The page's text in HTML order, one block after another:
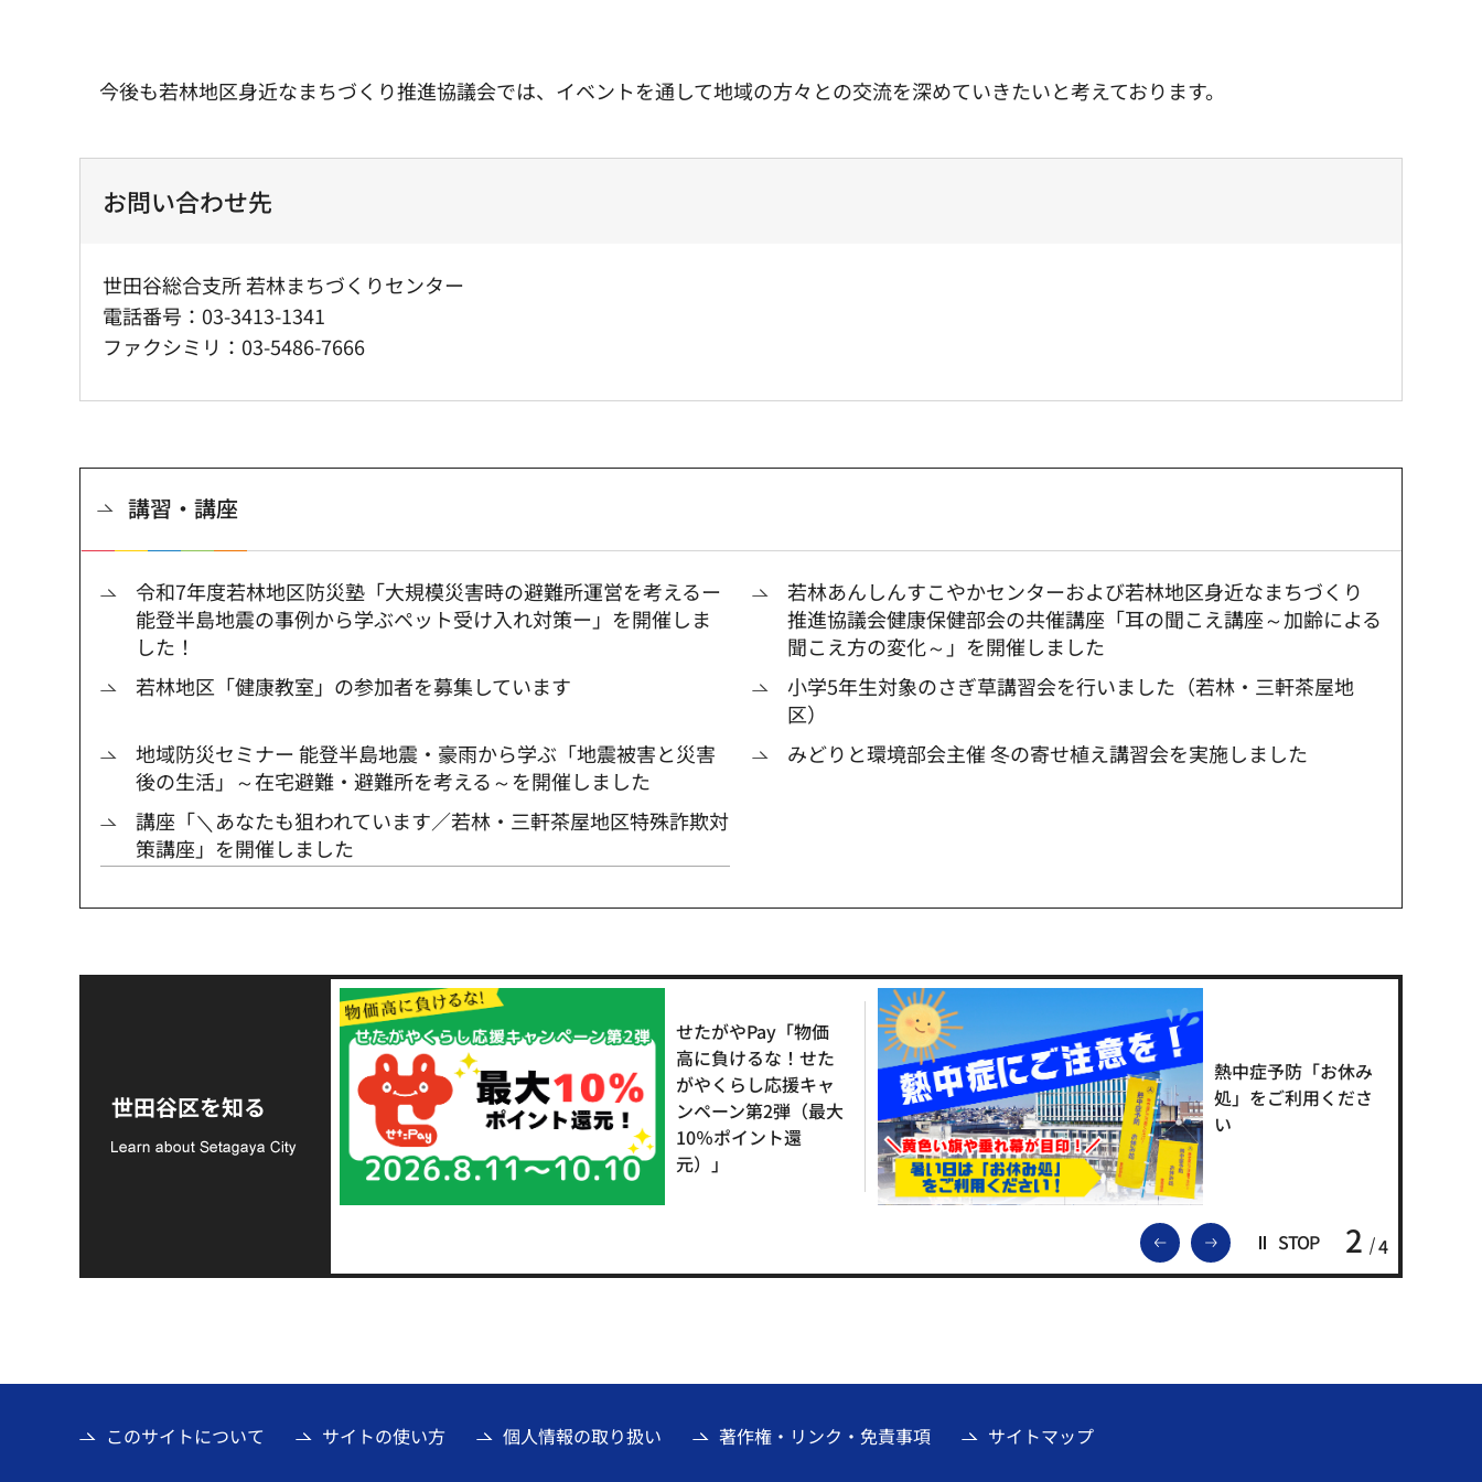
今後も若林地区身近なまちづくり推進協議会では、イベントを通して地域の方々との交流を深めていきたいと考えております。
お問い合わせ先
世田谷総合支所 若林まちづくりセンター
電話番号：03-3413-1341
ファクシミリ：03-5486-7666
講習・講座
令和7年度若林地区防災塾「大規模災害時の避難所運営を考えるー
能登半島地震の事例から学ぶペット受け入れ対策ー」を開催しま
した！
若林あんしんすこやかセンターおよび若林地区身近なまちづくり
推進協議会健康保健部会の共催講座「耳の聞こえ講座～加齢による
聞こえ方の変化～」を開催しました
若林地区「健康教室」の参加者を募集しています
小学5年生対象のさぎ草講習会を行いました（若林・三軒茶屋地
区）
地域防災セミナー 能登半島地震・豪雨から学ぶ「地震被害と災害
後の生活」～在宅避難・避難所を考える～を開催しました
みどりと環境部会主催 冬の寄せ植え講習会を実施しました
講座「＼あなたも狙われています／若林・三軒茶屋地区特殊詐欺対
策講座」を開催しました
世田谷区を知る
前のスライドを表示
次のスライドを表示
STOP 2 4
支援金の募集につい
て
せたがやPay「物価
高に負けるな！せた
がやくらし応援キャ
ンペーン第2弾（最大
10％ポイント還
元）」
熱中症予防「お休み
処」をご利用くださ
い
このサイトについて サイトの使い方 個人情報の取り扱い 著作権・リンク・免責事項 サイトマップ